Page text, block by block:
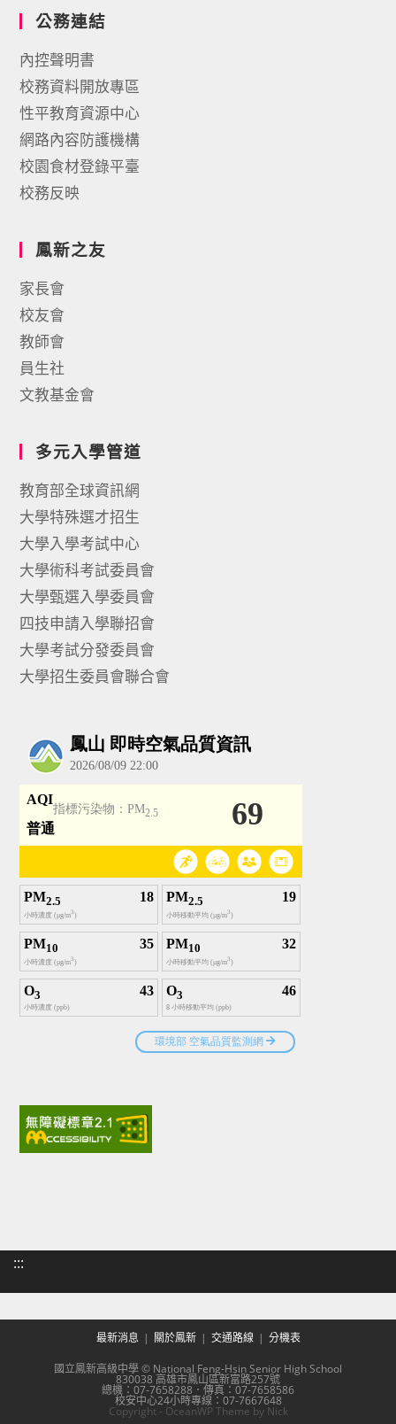
公務連結
內控聲明書
校務資料開放專區
性平教育資源中心
網路內容防護機構
校園食材登錄平臺
校務反映
鳳新之友
家長會
校友會
教師會
員生社
文教基金會
多元入學管道
教育部全球資訊網
大學特殊選才招生
大學入學考試中心
大學術科考試委員會
大學甄選入學委員會
四技申請入學聯招會
大學考試分發委員會
大學招生委員會聯合會
:::
最新消息 關於鳳新 交通路線 分機表
國立鳳新高級中學 © National Feng-Hsin Senior High School
830038 高雄市鳳山區新富路257號
總機：07-7658288．傳真：07-7658586
校安中心24小時專線：07-7667648
Copyright - OceanWP Theme by Nick